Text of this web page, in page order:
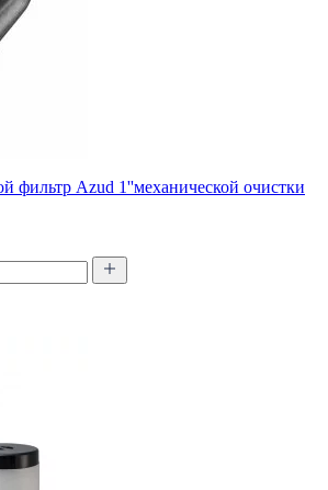
фильтр Azud 1''механической очистки